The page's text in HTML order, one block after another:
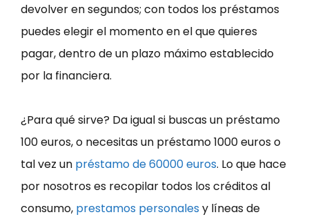
devolver en segundos; con todos los préstamos
puedes elegir el momento en el que quieres
pagar, dentro de un plazo máximo establecido
por la financiera.
¿Para qué sirve? Da igual si buscas un préstamo
100 euros, o necesitas un préstamo 1000 euros o
tal vez un préstamo de 60000 euros. Lo que hace
por nosotros es recopilar todos los créditos al
consumo, prestamos personales y líneas de